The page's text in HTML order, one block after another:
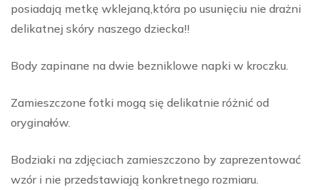
posiadają metkę wklejaną,która po usunięciu nie drażni
delikatnej skóry naszego dziecka!!
Body zapinane na dwie bezniklowe napki w kroczku.
Zamieszczone fotki mogą się delikatnie różnić od
oryginałów.
Bodziaki na zdjęciach zamieszczono by zaprezentować
wzór i nie przedstawiają konkretnego rozmiaru.